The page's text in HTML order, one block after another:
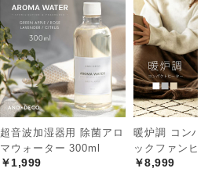
超音波加湿器用 除菌アロ
マウォーター 300ml
￥1,999
暖炉調 コンパ
ックファンヒ
￥8,999